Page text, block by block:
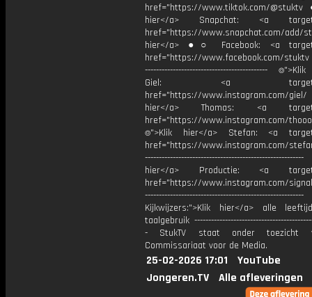
href="https://www.tiktok.com/
hier</a> Snapchat: <a
href="https://www.snapchat.com/add/
hier</a> ●○ Facebook: <a
href="https://www.facebook.com/stuktv
--------------------------------------------
Giel: <a
href="https://www.instagram.com/
hier</a> Thomas: <a
href="https://www.instagram.com/
⌾">Klik hier</a> Stefan: <a
href="https://www.instagram.com/
hier</a> Productie: <a
href="https://www.instagram.com/
---------------------------------------------------------
Kijkwijzers:">Klik hier</a> alle
taalgebruik
- StukTV staat onder toezicht
Commissariaat voor de Media.
25-02-2026 17:01
YouTube
Jongeren.TV
Alle afleveringen